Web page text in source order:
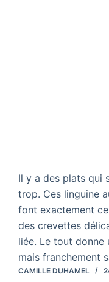
Il y a des plats qui
trop. Ces linguine
font exactement
des crevettes
liée. Le tout donne
mais franchement
CAMILLE DUHAMEL